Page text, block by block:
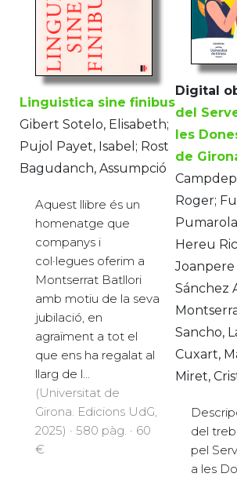
Linguistica sine finibus
Gibert Sotelo, Elisabeth;
Pujol Payet, Isabel; Rost
Bagudanch, Assumpció
Aquest llibre és un
homenatge que
companys i
col·legues oferim a
Montserrat Batllori
amb motiu de la seva
jubilació, en
agraïment a tot el
que ens ha regalat al
llarg de l...
(Universitat de
Girona. Edicions UdG,
2025) · 580 pàg. · 60
€
Digital
del
les
de
Roger;
Hereu
Joanpere
Sánchez
Sancho,
Cuxart,
Miret,
del
pel
a les